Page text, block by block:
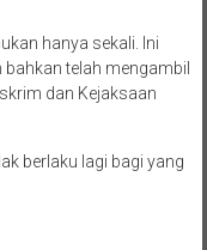
hanya sekali. Ini
telah mengambil
dan Kejaksaan
berlaku lagi bagi yang